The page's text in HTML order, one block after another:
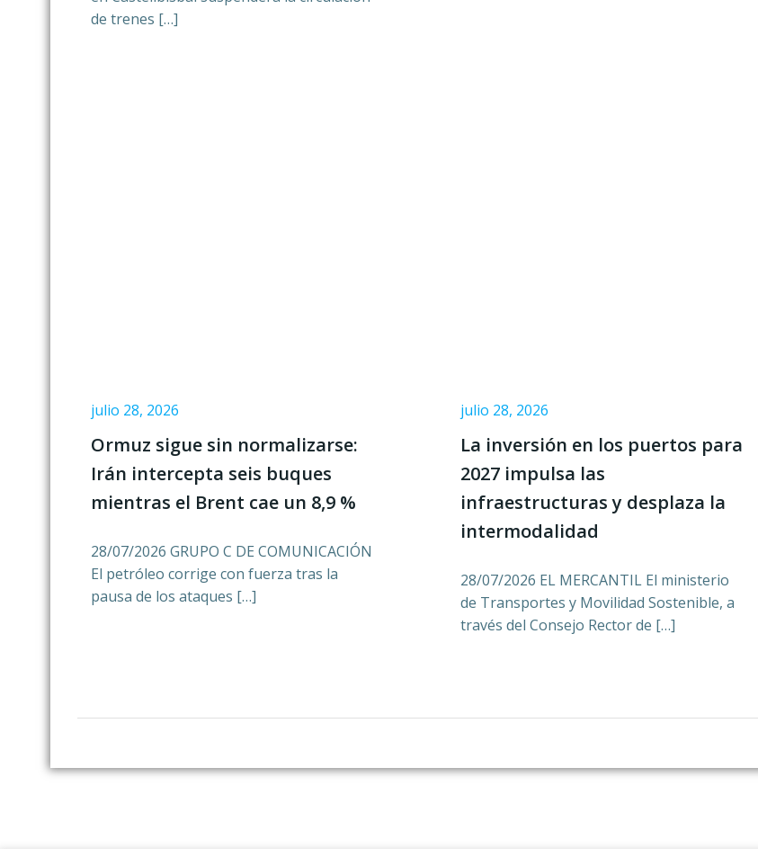
de trenes […]
julio 28, 2026
Ormuz sigue sin normalizarse:
Irán intercepta seis buques
mientras el Brent cae un 8,9 %
28/07/2026 GRUPO C DE COMUNICACIÓN
El petróleo corrige con fuerza tras la
pausa de los ataques […]
julio 28, 2026
La inversión en los puertos para
2027 impulsa las
infraestructuras y desplaza la
intermodalidad
28/07/2026 EL MERCANTIL El ministerio
de Transportes y Movilidad Sostenible, a
través del Consejo Rector de […]